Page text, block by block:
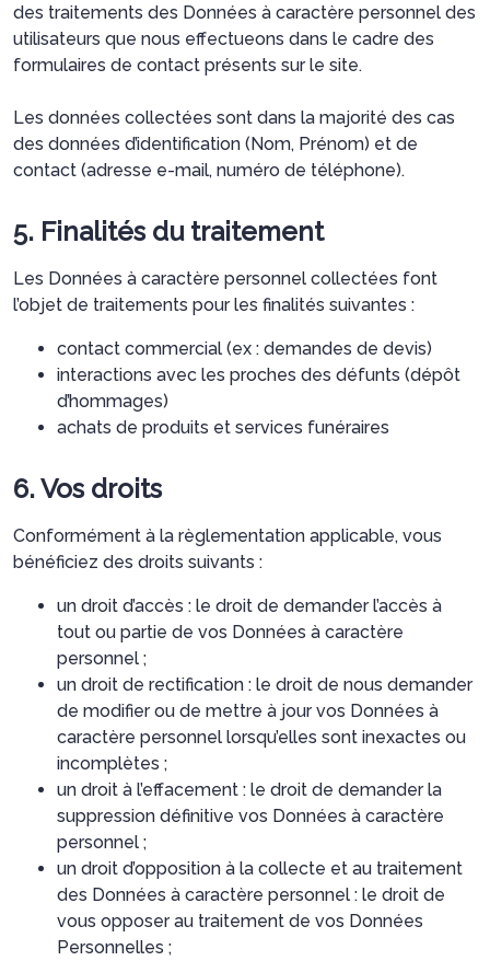
des traitements des Données à caractère personnel des
utilisateurs que nous effectueons dans le cadre des
formulaires de contact présents sur le site.
Les données collectées sont dans la majorité des cas
des données d’identification (Nom, Prénom) et de
contact (adresse e-mail, numéro de téléphone).
5. Finalités du traitement
Les Données à caractère personnel collectées font
l’objet de traitements pour les finalités suivantes :
contact commercial (ex : demandes de devis)
interactions avec les proches des défunts (dépôt
d’hommages)
achats de produits et services funéraires
6. Vos droits
Conformément à la règlementation applicable, vous
bénéficiez des droits suivants :
un droit d’accès : le droit de demander l’accès à
tout ou partie de vos Données à caractère
personnel ;
un droit de rectification : le droit de nous demander
de modifier ou de mettre à jour vos Données à
caractère personnel lorsqu’elles sont inexactes ou
incomplètes ;
un droit à l’effacement : le droit de demander la
suppression définitive vos Données à caractère
personnel ;
un droit d’opposition à la collecte et au traitement
des Données à caractère personnel : le droit de
vous opposer au traitement de vos Données
Personnelles ;